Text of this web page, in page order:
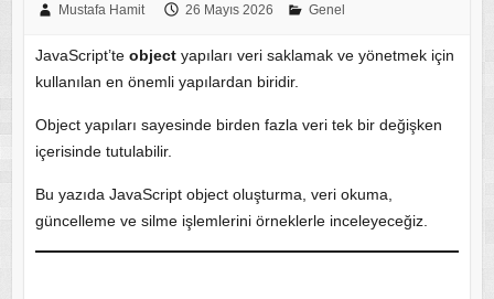
Mustafa Hamit 26 Mayıs 2026 Genel
JavaScript’te objectyapıları veri saklamak ve yönetmek için
kullanılan en önemli yapılardan biridir.
Object yapıları sayesinde birden fazla veri tek bir değişken
içerisinde tutulabilir.
Bu yazıda JavaScript object oluşturma, veri okuma,
güncelleme ve silme işlemlerini örneklerle inceleyeceğiz.